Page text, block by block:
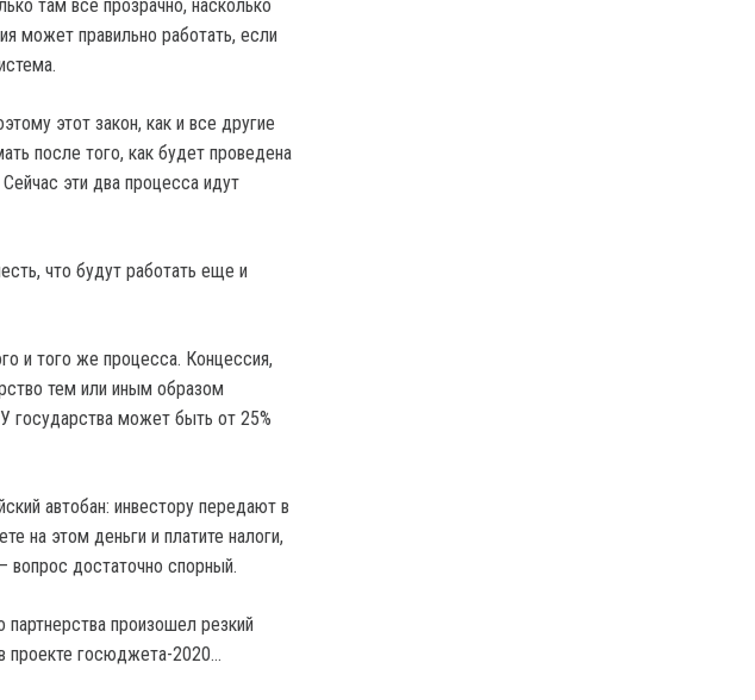
там все прозрачно, насколько
может правильно работать, если
этот закон, как и все другие
после того, как будет проведена
эти два процесса идут
что будут работать еще и
и того же процесса. Концессия,
тем или иным образом
государства может быть от 25%
автобан: инвестору передают в
на этом деньги и платите налоги,
вопрос достаточно спорный.
произошел резкий
проекте госюджета-2020…